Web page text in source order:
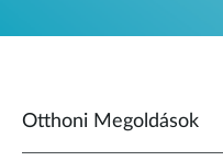
Otthoni Megoldások